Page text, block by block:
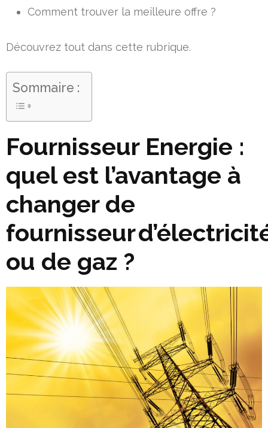
Comment trouver la meilleure offre ?
Découvrez tout dans cette rubrique.
Sommaire :
Fournisseur Energie :
quel est l’avantage à
changer de
fournisseur
ou de gaz ?